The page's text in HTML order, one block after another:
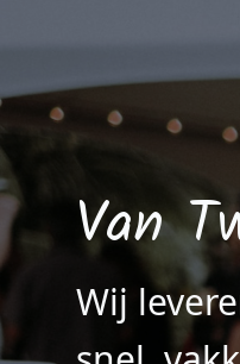
Van
Wij